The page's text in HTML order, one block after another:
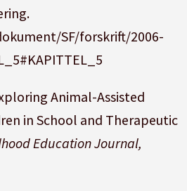
SF/forskrift/2006-
Animal-Assisted
in School and Therapeutic
Education Journal,